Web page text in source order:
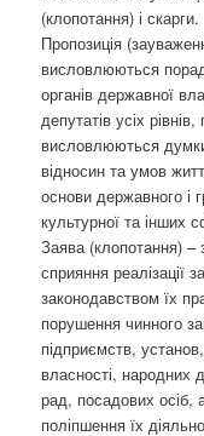
(клопотання) і скарги.
Пропозиція
висловлюються
органів державної
депутатів усіх
висловлюються
відносин та умов
основи державного і
культурної та інших
Заява (клопотання) –
сприяння реалізації
законодавством їх
порушення чинного
підприємств,
власності, народних
рад, посадових
поліпшення їх